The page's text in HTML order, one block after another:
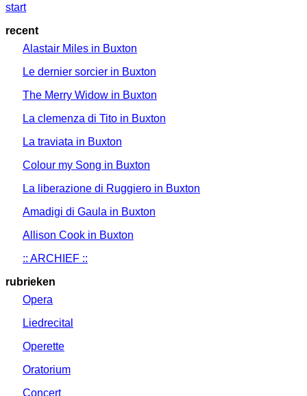
start
recent
Alastair Miles in Buxton
Le dernier sorcier in Buxton
The Merry Widow in Buxton
La clemenza di Tito in Buxton
La traviata in Buxton
Colour my Song in Buxton
La liberazione di Ruggiero in Buxton
Amadigi di Gaula in Buxton
Allison Cook in Buxton
:: ARCHIEF ::
rubrieken
Opera
Liedrecital
Operette
Oratorium
Concert